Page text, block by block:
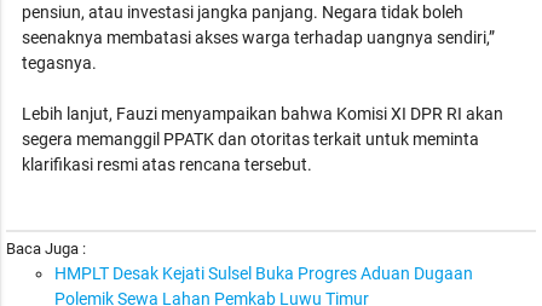
pensiun, atau investasi jangka panjang. Negara tidak boleh
seenaknya membatasi akses warga terhadap uangnya sendiri,”
tegasnya.
Lebih lanjut, Fauzi menyampaikan bahwa Komisi XI DPR RI akan
segera memanggil PPATK dan otoritas terkait untuk meminta
klarifikasi resmi atas rencana tersebut.
Baca Juga :
HMPLT Desak Kejati Sulsel Buka Progres Aduan Dugaan
Polemik Sewa Lahan Pemkab Luwu Timur